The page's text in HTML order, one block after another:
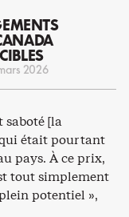
2026
saboté [la
était pourtant
pays. À ce prix,
tout simplement
potentiel »,